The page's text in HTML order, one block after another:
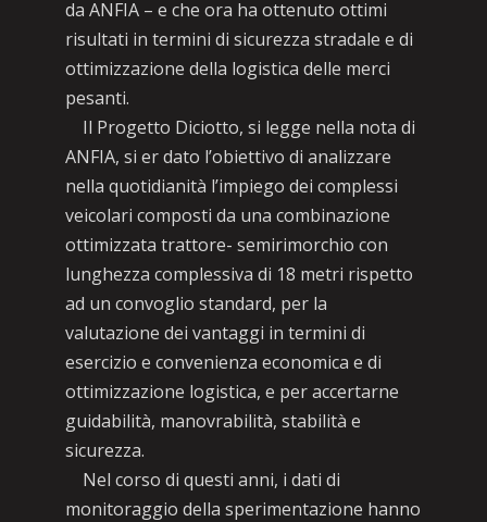
da ANFIA – e che ora ha ottenuto ottimi
risultati in termini di sicurezza stradale e di
ottimizzazione della logistica delle merci
pesanti.
Il Progetto Diciotto, si legge nella nota di
ANFIA, si er dato l’obiettivo di analizzare
nella quotidianità l’impiego dei complessi
veicolari composti da una combinazione
ottimizzata trattore- semirimorchio con
lunghezza complessiva di 18 metri rispetto
ad un convoglio standard, per la
valutazione dei vantaggi in termini di
esercizio e convenienza economica e di
ottimizzazione logistica, e per accertarne
guidabilità, manovrabilità, stabilità e
sicurezza.
Nel corso di questi anni, i dati di
monitoraggio della sperimentazione hanno